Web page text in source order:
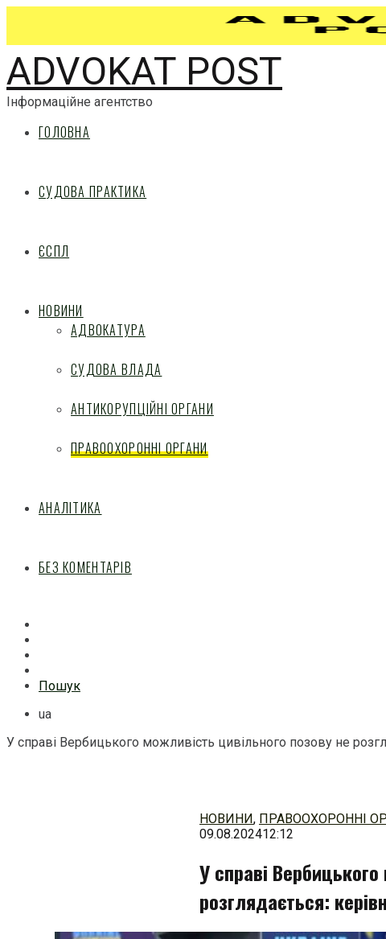
ADVOKAT POST
Інформаційне агентство
ГОЛОВНА
СУДОВА ПРАКТИКА
ЄСПЛ
НОВИНИ
АДВОКАТУРА
СУДОВА ВЛАДА
АНТИКОРУПЦІЙНІ ОРГАНИ
ПРАВООХОРОННІ ОРГАНИ
АНАЛІТИКА
БЕЗ КОМЕНТАРІВ
Пошук
ua
У справі Вербицького можливість цивільного позову не
НОВИНИ, ПРАВООХОРОННІ
09.08.202412:12
У справі
розглядається: